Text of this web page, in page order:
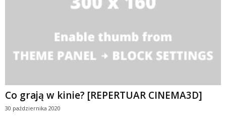
Co grają w kinie? [REPERTUAR CINEMA3D]
30 października 2020